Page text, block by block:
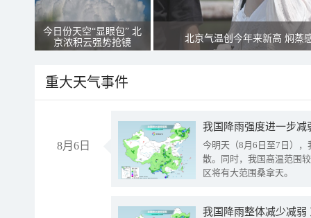
今日份天空“显眼包” 北
京浓积云强势抢镜
北京气温创今年来新高 焖蒸
重大天气事件
8月6日
今明天（8月6日至7日）
散。同时，我国高温范围
区将有大范围桑拿天。
我国降雨整体减少减弱